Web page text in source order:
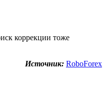
коррекции тоже
Источник: RoboForex